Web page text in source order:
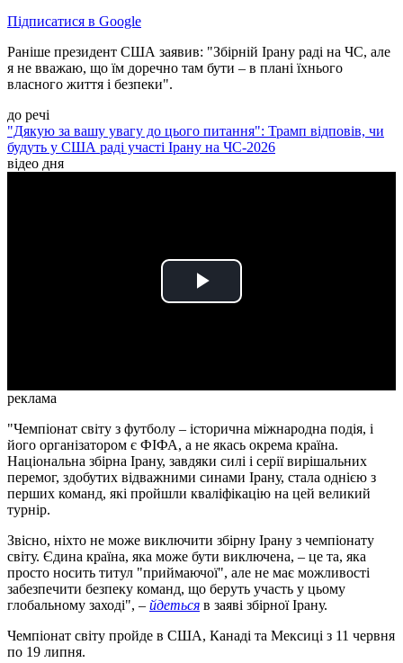
Підписатися в Google
Раніше президент США заявив: "Збірній Ірану раді на ЧС, але
я не вважаю, що їм доречно там бути – в плані їхнього
власного життя і безпеки".
до речі
"Дякую за вашу увагу до цього питання": Трамп відповів, чи
будуть у США раді участі Ірану на ЧС-2026
відео дня
Play
реклама
"Чемпіонат світу з футболу – історична міжнародна подія, і
його організатором є ФІФА, а не якась окрема країна.
Національна збірна Ірану, завдяки силі і серії вирішальних
перемог, здобутих відважними синами Ірану, стала однією з
перших команд, які пройшли кваліфікацію на цей великий
турнір.
Звісно, ніхто не може виключити збірну Ірану з чемпіонату
світу. Єдина країна, яка може бути виключена, – це та, яка
просто носить титул "приймаючої", але не має можливості
забезпечити безпеку команд, що беруть участь у цьому
глобальному заході", – йдеться в заяві збірної Ірану.
Чемпіонат світу пройде в США, Канаді та Мексиці з 11 червня
по 19 липня.